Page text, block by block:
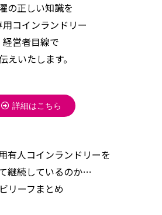
の正しい知識を
コインランドリー
経営者目線で
えいたします。
詳細はこちら
有人コインランドリーを
継続しているのか…
ビリーフまとめ